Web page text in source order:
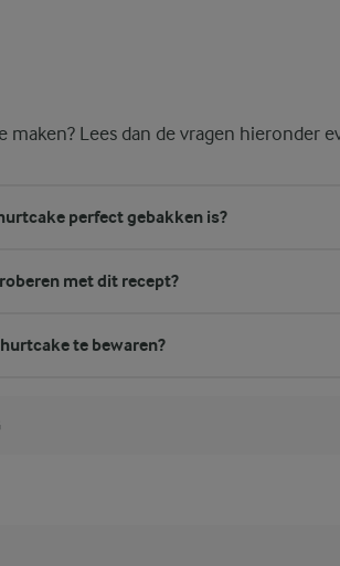
maken? Lees dan de vragen hieronder
perfect gebakken is?
met dit recept?
te bewaren?